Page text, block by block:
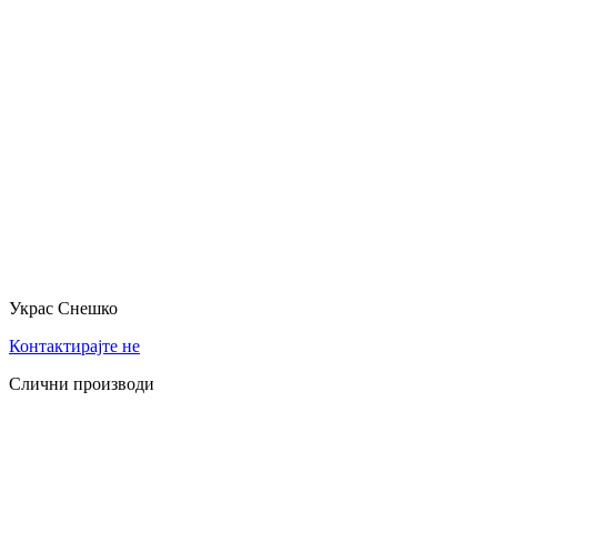
Украс Снешко
Контактирајте не
Слични производи